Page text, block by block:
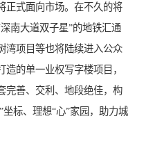
正式面向市场。在不久的将
南大道双子星”的地铁汇通
湾项目等也将陆续进入公众
的单一业权写字楼项目，
完善、交利、地段绝佳，构
坐标、理想“心”家园，助力城